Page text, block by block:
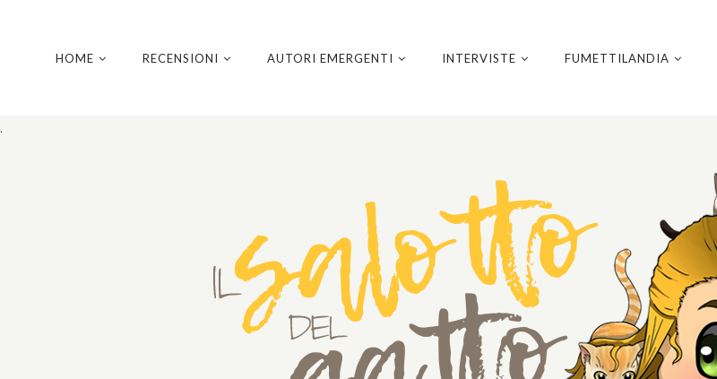
.
HOME RECENSIONI AUTORI EMERGENTI INTERVISTE FUMETTILANDIA